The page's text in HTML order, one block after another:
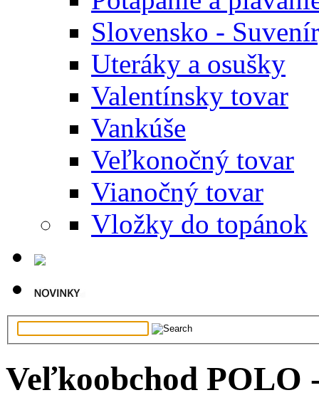
Slovensko -
Uteráky a osušky
Valentínsky tovar
Vankúše
Veľkonočný tovar
Vianočný tovar
Vložky do topánok
Veľkoobchod POLO